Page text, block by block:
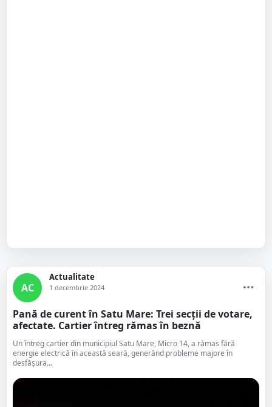
AC
Actualitate
1 decembrie 2024
Pană de curent în Satu Mare: Trei secții de votare,
afectate. Cartier întreg rămas în beznă
Un întreg cartier din municipiul Satu Mare, Micro 14, a rămas fără
energie electrică în această seară, generând probleme majore în
desfășura...